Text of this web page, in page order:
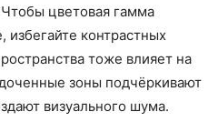
цветовая гамма
избегайте контрастных
тоже влияет на
зоны подчёркивают
визуального шума.